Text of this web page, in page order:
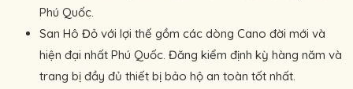
Phú Quốc.
San Hô Đỏ với lợi thế gồm các dòng Cano đời mới và
hiện đại nhất Phú Quốc. Đăng kiểm định kỳ hàng năm và
trang bị đầy đủ thiết bị bảo hộ an toàn tốt nhất.